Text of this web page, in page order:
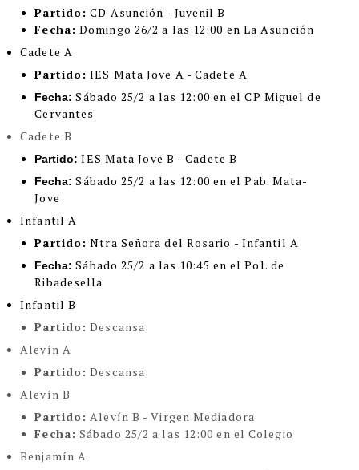
Partido: CD Asunción - Juvenil B
Fecha: Domingo 26/2 a las 12:00 en La Asunción
Cadete A
Partido: IES Mata Jove A - Cadete A
Fecha: Sábado 25/2 a las 12:00 en el CP Miguel de
Cervantes
Cadete B
Partido: IES Mata Jove B - Cadete B
Fecha: Sábado 25/2 a las 12:00 en el Pab. Mata-
Jove
Infantil A
Partido: Ntra Señora del Rosario - Infantil A
Fecha:Sábado 25/2 a las 10:45 en el Pol. de
Ribadesella
Infantil B
Partido: Descansa
Alevín A
Partido: Descansa
Alevín B
Partido: Alevín B - Virgen Mediadora
Fecha: Sábado 25/2 a las 12:00 en el Colegio
Benjamín A